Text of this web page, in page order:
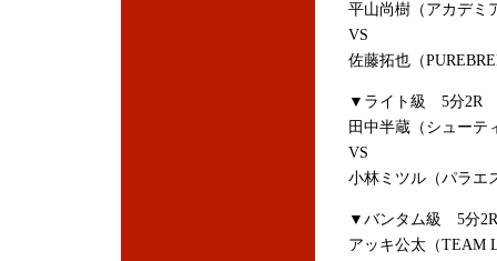
平山尚樹（アカデミ
VS
佐藤拓也（
▼ライト級 5分2R
田中半蔵（シューテ
VS
小林ミツル（パラエ
▼バンタム級 5分
アッキ公太（TEAM